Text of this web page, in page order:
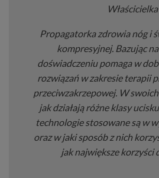
Właścicielka
Propagatorka zdrowia nóg i
kompresyjnej. Bazując
doświadczeniu pomaga w
rozwiązań w zakresie terapii
przeciwzakrzepowej. W
jak działają różne klasy
technologie stosowane są w
oraz w jaki sposób z nich
jak największe korzyści